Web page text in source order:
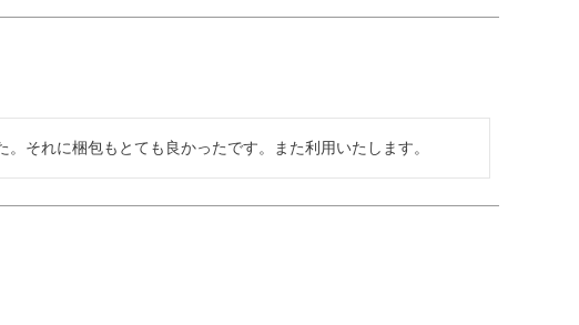
それに梱包もとても良かったです。また利用いたします。